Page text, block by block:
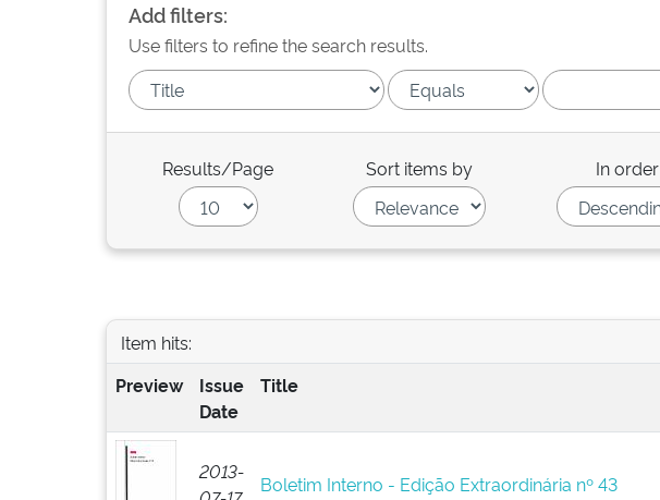
Add filters:
Use filters to refine the search results.
Results/Page Sort items by In order
Item hits:
Preview
Issue
Date
Title
2013-
Boletim Interno - Edição Extraordinária nº 43